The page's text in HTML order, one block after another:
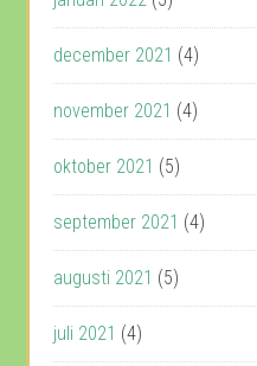
december 2021 (4)
november 2021 (4)
oktober 2021 (5)
september 2021 (4)
augusti 2021 (5)
juli 2021 (4)